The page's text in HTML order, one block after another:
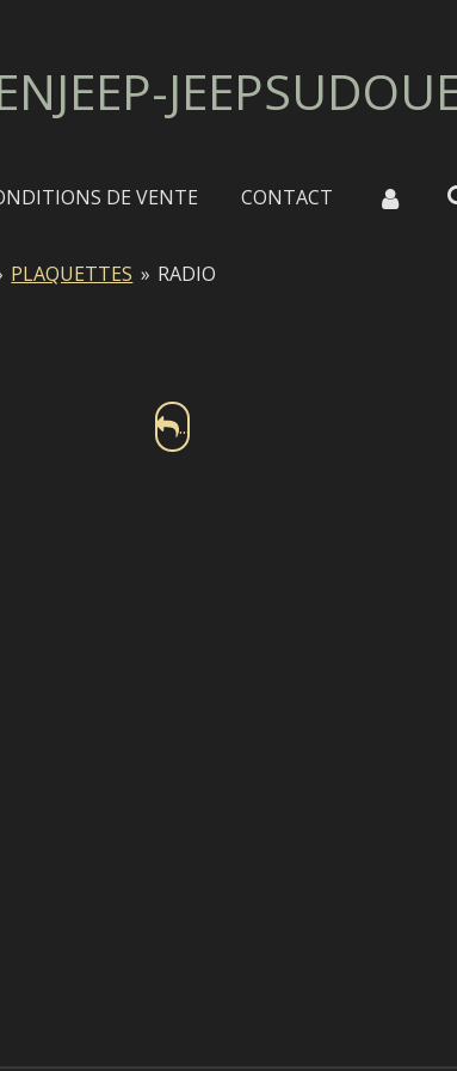
DE VENTE CONTACT
PLAQUETTES » RADIO
...